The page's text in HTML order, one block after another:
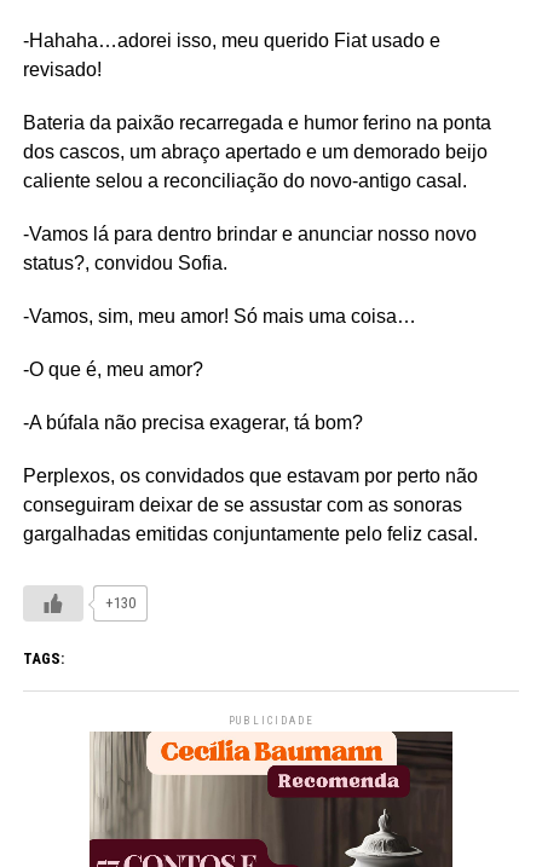
-Hahaha…adorei isso, meu querido Fiat usado e
revisado!
Bateria da paixão recarregada e humor ferino na ponta
dos cascos, um abraço apertado e um demorado beijo
caliente selou a reconciliação do novo-antigo casal.
-Vamos lá para dentro brindar e anunciar nosso novo
status?, convidou Sofia.
-Vamos, sim, meu amor! Só mais uma coisa…
-O que é, meu amor?
-A búfala não precisa exagerar, tá bom?
Perplexos, os convidados que estavam por perto não
conseguiram deixar de se assustar com as sonoras
gargalhadas emitidas conjuntamente pelo feliz casal.
+130
TAGS:
PUBLICIDADE